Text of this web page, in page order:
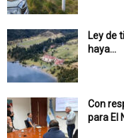
Ley de
haya...
Con
para El